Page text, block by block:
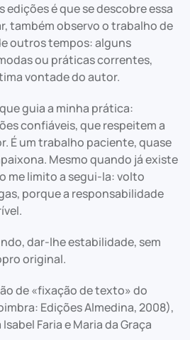
é que se descobre essa
também observo o trabalho de
outros tempos: alguns
ou práticas correntes,
vontade do autor.
guia a minha prática:
confiáveis, que respeitem a
É um trabalho paciente, quase
Mesmo quando já existe
me limito a segui-la: volto
porque a responsabilidade
dar-lhe estabilidade, sem
original.
de «fixação de texto» do
Edições Almedina, 2008),
Faria e Maria da Graça